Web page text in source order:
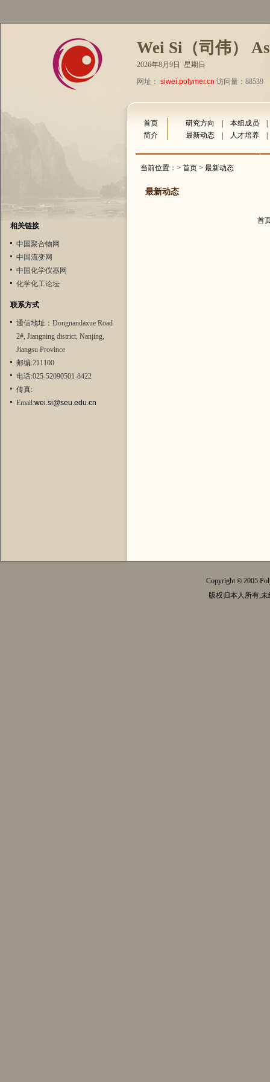
Wei Si（司伟）
2026年8月9日 星期日
网址： siwei.polymer.cn 访问量：88539
相关链接
中国聚合物网
中国流变网
中国化学仪器网
化学化工论坛
联系方式
通信地址：Dongnandaxue Road
2#, Jiangning district, Nanjing,
Jiangsu Province
邮编:211100
电话:025-52090501-8422
传真:
Email:wei.si@seu.edu.cn
首页 研究方向 本组成员
简介
最新动态 人才培养
当前位置：> 首页 > 最新动态
最新动态
首
Copyright© 2005
版权归本人所有,